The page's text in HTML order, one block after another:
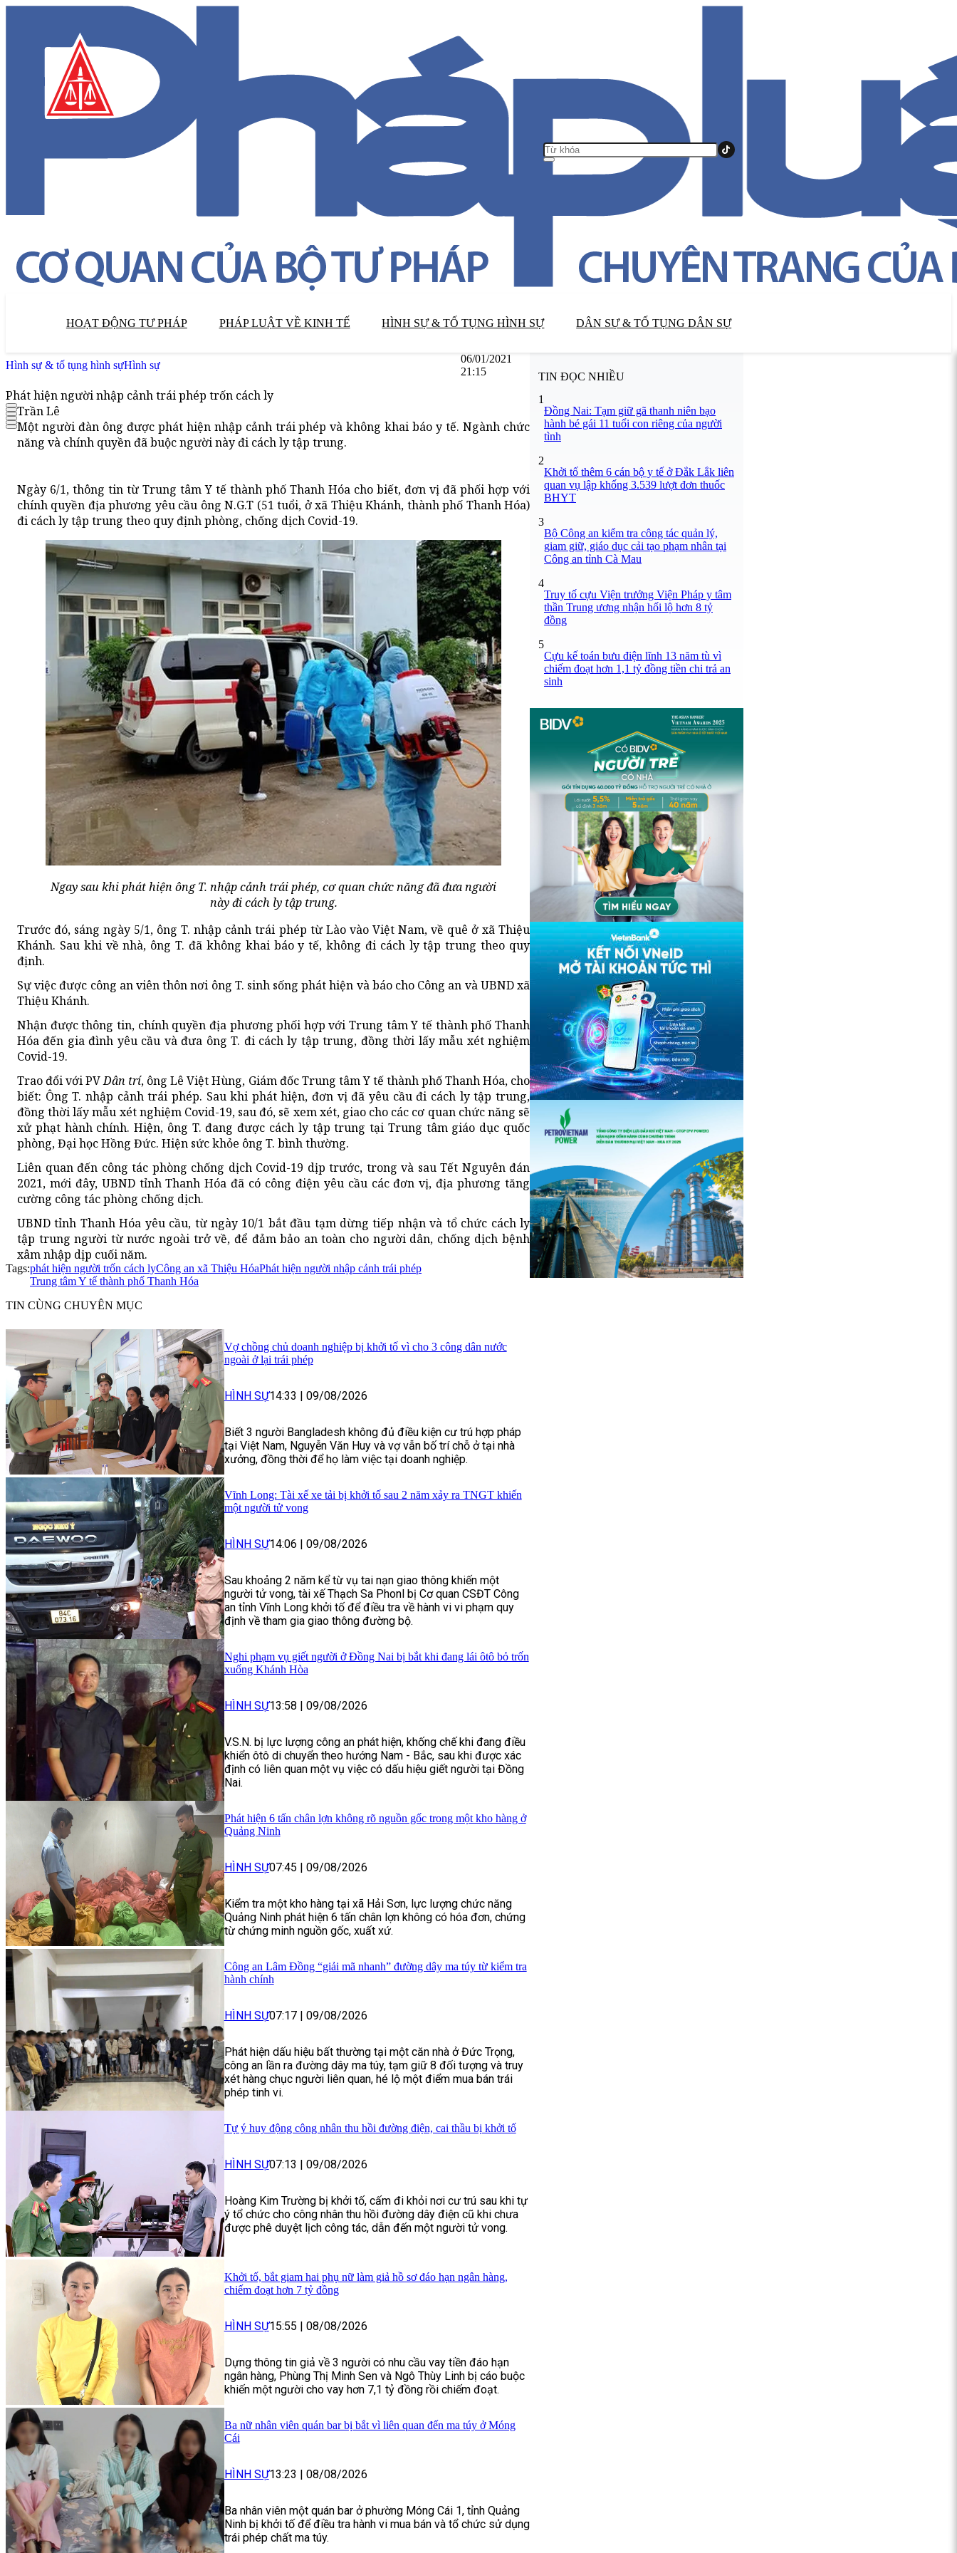
HOẠT ĐỘNG TƯ PHÁP PHÁP LUẬT VỀ KINH TẾ HÌNH SỰ & TỐ TỤNG HÌNH SỰ DÂN SỰ & TỐ TỤNG DÂN SỰ
Hình sự & tố tụng hình sựHình sự
06/01/2021
21:15
Phát hiện người nhập cảnh trái phép trốn cách ly
Trần Lê
Một người đàn ông được phát hiện nhập cảnh trái phép và không khai báo y tế. Ngành chức
năng và chính quyền đã buộc người này đi cách ly tập trung.
Ngày 6/1, thông tin từ Trung tâm Y tế thành phố Thanh Hóa cho biết, đơn vị đã phối hợp với
chính quyền địa phương yêu cầu ông N.G.T (51 tuổi, ở xã Thiệu Khánh, thành phố Thanh Hóa)
đi cách ly tập trung theo quy định phòng, chống dịch Covid-19.
Ngay sau khi phát hiện ông T. nhập cảnh trái phép, cơ quan chức năng đã đưa người
này đi cách ly tập trung.
Trước đó, sáng ngày 5/1, ông T. nhập cảnh trái phép từ Lào vào Việt Nam, về quê ở xã Thiệu
Khánh. Sau khi về nhà, ông T. đã không khai báo y tế, không đi cách ly tập trung theo quy
định.
Sự việc được công an viên thôn nơi ông T. sinh sống phát hiện và báo cho Công an và UBND xã
Thiệu Khánh.
Nhận được thông tin, chính quyền địa phương phối hợp với Trung tâm Y tế thành phố Thanh
Hóa đến gia đình yêu cầu và đưa ông T. đi cách ly tập trung, đồng thời lấy mẫu xét nghiệm
Covid-19.
Trao đổi với PVDân trí, ông Lê Việt Hùng, Giám đốc Trung tâm Y tế thành phố Thanh Hóa, cho
biết: Ông T. nhập cảnh trái phép. Sau khi phát hiện, đơn vị đã yêu cầu đi cách ly tập trung,
đồng thời lấy mẫu xét nghiệm Covid-19, sau đó, sẽ xem xét, giao cho các cơ quan chức năng sẽ
xử phạt hành chính. Hiện, ông T. đang được cách ly tập trung tại Trung tâm giáo dục quốc
phòng, Đại học Hồng Đức. Hiện sức khỏe ông T. bình thường.
Liên quan đến công tác phòng chống dịch Covid-19 dịp trước, trong và sau Tết Nguyên đán
2021, mới đây, UBND tỉnh Thanh Hóa đã có công điện yêu cầu các đơn vị, địa phương tăng
cường công tác phòng chống dịch.
UBND tỉnh Thanh Hóa yêu cầu, từ ngày 10/1 bắt đầu tạm dừng tiếp nhận và tổ chức cách ly
tập trung người từ nước ngoài trở về, để đảm bảo an toàn cho người dân, chống dịch bệnh
xâm nhập dịp cuối năm.
Tags:phát hiện người trốn cách lyCông an xã Thiệu HóaPhát hiện người nhập cảnh trái phép
Trung tâm Y tế thành phố Thanh Hóa
TIN CÙNG CHUYÊN MỤC
Vợ chồng chủ doanh nghiệp bị khởi tố vì cho 3 công dân nước
ngoài ở lại trái phép
HÌNH SỰ14:33 | 09/08/2026
Biết 3 người Bangladesh không đủ điều kiện cư trú hợp pháp
tại Việt Nam, Nguyễn Văn Huy và vợ vẫn bố trí chỗ ở tại nhà
xưởng, đồng thời để họ làm việc tại doanh nghiệp.
Vĩnh Long: Tài xế xe tải bị khởi tố sau 2 năm xảy ra TNGT khiến
một người tử vong
HÌNH SỰ14:06 | 09/08/2026
Sau khoảng 2 năm kể từ vụ tai nạn giao thông khiến một
người tử vong, tài xế Thạch Sa Phonl bị Cơ quan CSĐT Công
an tỉnh Vĩnh Long khởi tố để điều tra về hành vi vi phạm quy
định về tham gia giao thông đường bộ.
Nghi phạm vụ giết người ở Đồng Nai bị bắt khi đang lái ôtô bỏ trốn
xuống Khánh Hòa
HÌNH SỰ13:58 | 09/08/2026
V.S.N. bị lực lượng công an phát hiện, khống chế khi đang điều
khiển ôtô di chuyển theo hướng Nam - Bắc, sau khi được xác
định có liên quan một vụ việc có dấu hiệu giết người tại Đồng
Nai.
Phát hiện 6 tấn chân lợn không rõ nguồn gốc trong một kho hàng ở
Quảng Ninh
HÌNH SỰ07:45 | 09/08/2026
Kiểm tra một kho hàng tại xã Hải Sơn, lực lượng chức năng
Quảng Ninh phát hiện 6 tấn chân lợn không có hóa đơn, chứng
từ chứng minh nguồn gốc, xuất xứ.
Công an Lâm Đồng “giải mã nhanh” đường dây ma túy từ kiểm tra
hành chính
HÌNH SỰ07:17 09/08/2026
Phát hiện dấu hiệu bất thường tại một căn nhà ở Đức Trọng,
công an lần ra đường dây ma túy, tạm giữ 8 đối tượng và truy
xét hàng chục người liên quan, hé lộ một điểm mua bán trái
phép tinh vi.
Tự ý huy động công nhân thu hồi đường điện, cai thầu bị khởi tố
HÌNH SỰ07:13 09/08/2026
Hoàng Kim Trường bị khởi tố, cấm đi khỏi nơi cư trú sau khi tự
ý tổ chức cho công nhân thu hồi đường dây điện cũ khi chưa
được phê duyệt lịch công tác, dẫn đến một người tử vong.
Khởi tố, bắt giam hai phụ nữ làm giả hồ sơ đáo hạn ngân hàng,
chiếm đoạt hơn 7 tỷ đồng
HÌNH SỰ15:55 | 08/08/2026
Dựng thông tin giả về 3 người có nhu cầu vay tiền đáo hạn
ngân hàng, Phùng Thị Minh Sen và Ngô Thùy Linh bị cáo buộc
khiến một người cho vay hơn 7,1 tỷ đồng rồi chiếm đoạt.
Ba nữ nhân viên quán bar bị bắt vì liên quan đến ma túy ở Móng
Cái
HÌNH SỰ13:23 08/08/2026
Ba nhân viên một quán bar ở phường Móng Cái 1, tỉnh Quảng
Ninh bị khởi tố để điều tra hành vi mua bán và tổ chức sử dụng
trái phép chất ma túy.
TIN ĐỌC NHIỀU
1
Đồng Nai: Tạm giữ gã thanh niên bạo
hành bé gái 11 tuổi con riêng của người
tình
2
Khởi tố thêm 6 cán bộ y tế ở Đắk Lắk liên
quan vụ lập khống 3.539 lượt đơn thuốc
BHYT
3
Bộ Công an kiểm tra công tác quản lý,
giam giữ, giáo dục cải tạo phạm nhân tại
Công an tỉnh Cà Mau
4
Truy tố cựu Viện trưởng Viện Pháp y tâm
thần Trung ương nhận hối lộ hơn 8 tỷ
đồng
5
Cựu kế toán bưu điện lĩnh 13 năm tù vì
chiếm đoạt hơn 1,1 tỷ đồng tiền chi trả an
sinh